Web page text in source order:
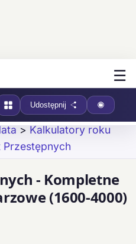
☰
Udostępnij
> Kalkulatory roku
Przestępnych
- Kompletne
(1600-4000)